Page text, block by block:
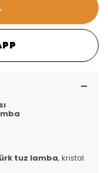
tuz lamba, kristal